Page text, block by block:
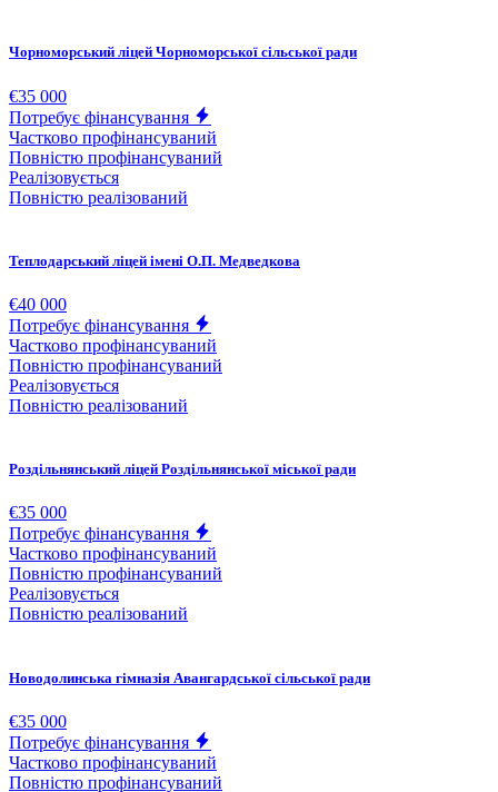
Чорноморський ліцей Чорноморської сільської ради
€35 000
Потребує фінансування
Частково профінансуваний
Повністю профінансуваний
Реалізовується
Повністю реалізований
Теплодарський ліцей імені О.П. Медведкова
€40 000
Потребує фінансування
Частково профінансуваний
Повністю профінансуваний
Реалізовується
Повністю реалізований
Роздільнянський ліцей Роздільнянської міської ради
€35 000
Потребує фінансування
Частково профінансуваний
Повністю профінансуваний
Реалізовується
Повністю реалізований
Новодолинська гімназія Авангардської сільської ради
€35 000
Потребує фінансування
Частково профінансуваний
Повністю профінансуваний